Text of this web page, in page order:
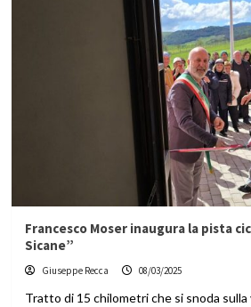
Francesco Moser inaugura la pista
Sicane”
Giuseppe Recca 08/03/2025
Tratto di 15 chilometri che si snoda